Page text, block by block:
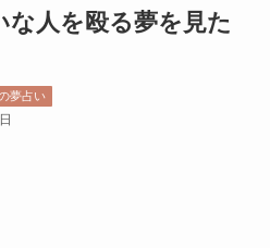
な人を殴る夢を見た
夢占い